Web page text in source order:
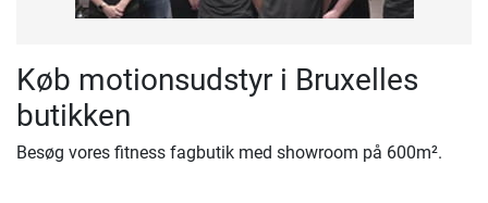
Køb motionsudstyr i Bruxelles
butikken
Besøg vores fitness fagbutik med showroom på 600m².